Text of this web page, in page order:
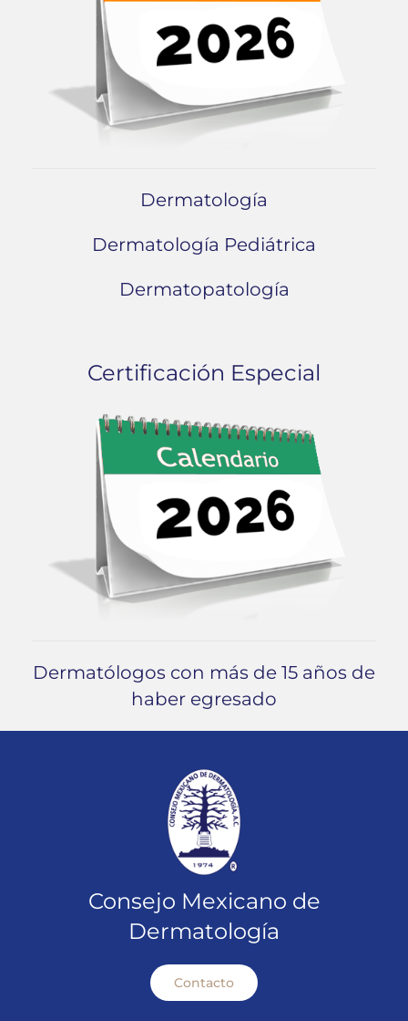
Dermatología
Dermatología Pediátrica
Dermatopatología
Certificación Especial
Dermatólogos con más de 15 años de
haber egresado
Consejo Mexicano de
Dermatología
Contacto